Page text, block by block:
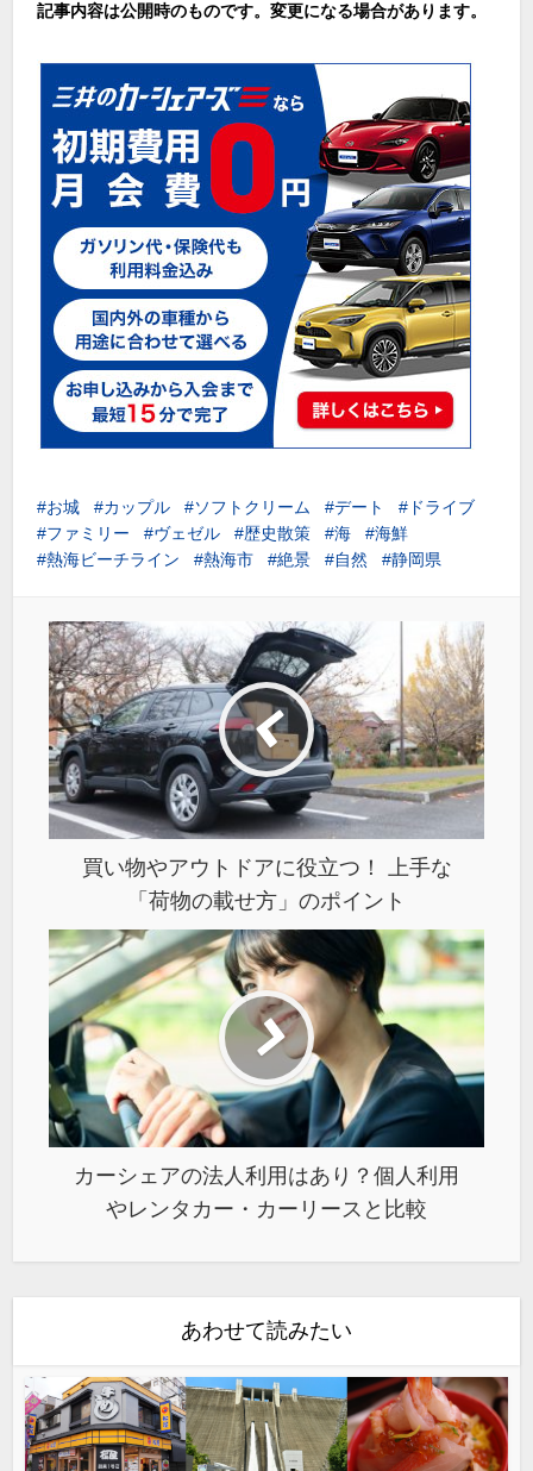
記事内容は公開時のものです。変更になる場合があります。
お城 カップル ソフトクリーム デート
ドライブ
ファミリー
ヴェゼル 歴史散策 海
海鮮
熱海ビーチライン
熱海市 絶景 自然 静岡県
買い物やアウトドアに役立つ！ 上手な
「荷物の載せ方」のポイント
カーシェアの法人利用はあり？個人利用
やレンタカー・カーリースと比較
あわせて読みたい